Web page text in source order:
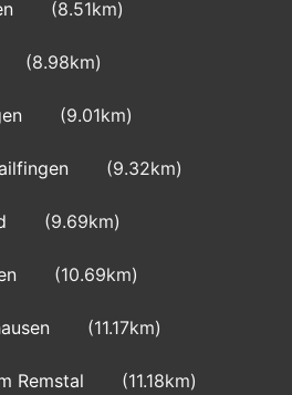
(8.51km)
(8.98km)
(9.01km)
(9.32km)
(9.69km)
(10.69km)
(11.17km)
Remstal
(11.18km)